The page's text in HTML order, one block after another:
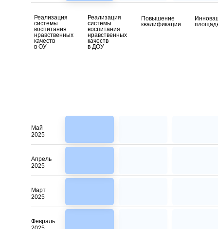
Повышение
квалификации
Реализация
системы
воспитания
нравственных
качеств
в ДОУ
Реализация
системы
воспитания
нравственных
качеств
в ОУ
Февраль
Март
2025
Май
2025
Апрель
2025